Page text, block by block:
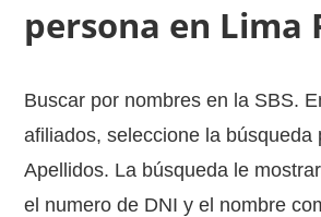
persona en Lima
Buscar por nombres en la SBS.
afiliados, seleccione la búsqueda
Apellidos. La búsqueda le
el numero de DNI y el nombre